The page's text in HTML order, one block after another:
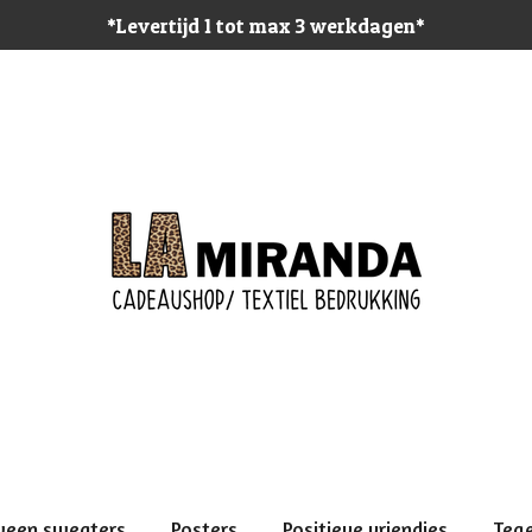
*Levertijd 1 tot max 3 werkdagen*